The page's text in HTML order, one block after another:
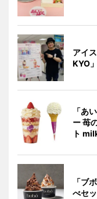
アイ
KYO」
「あ
ー 苺
ト
「ブ
べセ